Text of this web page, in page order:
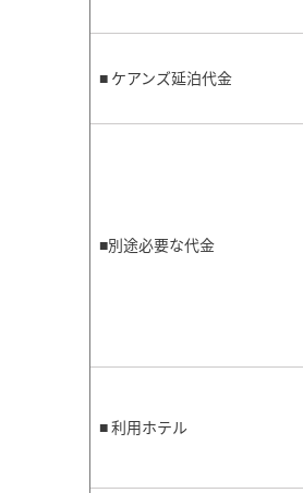
■ ケアンズ延泊代金
■別途必要な代金
■ 利用ホテル